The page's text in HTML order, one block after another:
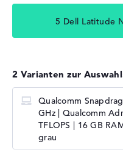
5 Dell Latitude
2 Varianten zur
Qualcomm
GHz | Qualcomm
TFLOPS | 16 GB
grau